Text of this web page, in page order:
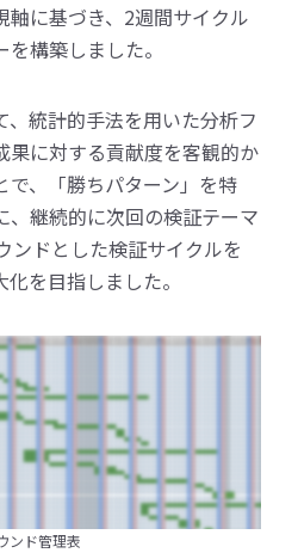
軸に基づき、2週間サイクル
構築しました。
、統計的手法を用いた分析フ
果に対する貢献度を客観的か
で、「勝ちパターン」を特
、継続的に次回の検証テーマ
ンドとした検証サイクルを
を目指しました。
ンド管理表